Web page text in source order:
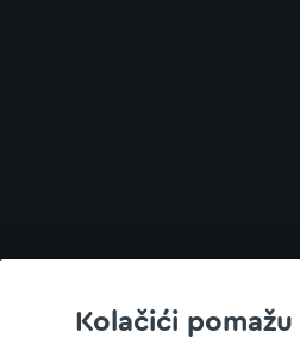
Kolačići